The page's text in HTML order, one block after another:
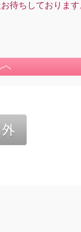
待ちしております
へ